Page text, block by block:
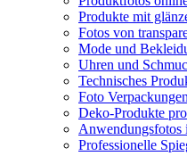
Produkte mit
Fotos von
Mode und
Uhren und
Technisches
Foto
Deko-Produkte
Anwendungsfotos
Professionelle